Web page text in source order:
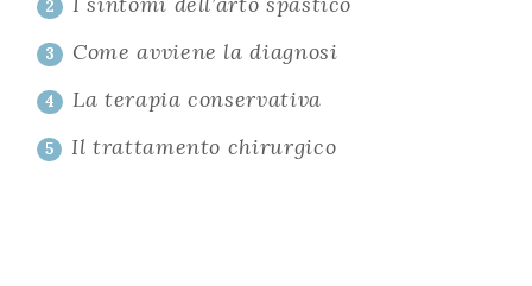
2
3 Come avviene la diagnosi
4 La terapia conservativa
5 Il trattamento chirurgico